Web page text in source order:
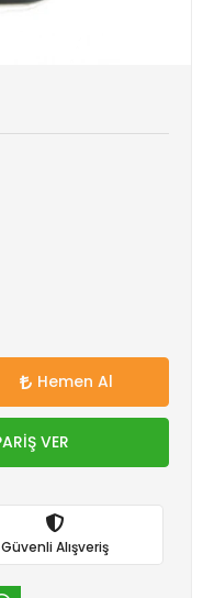
Hemen Al
VER
Güvenli Alışveriş